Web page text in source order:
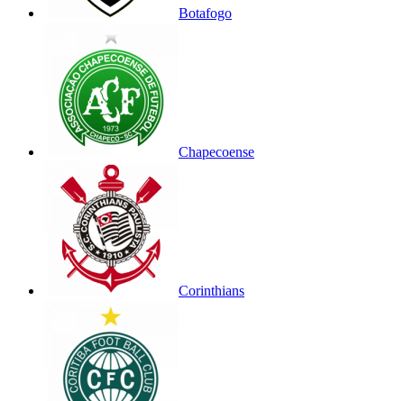
Botafogo
Chapecoense
Corinthians